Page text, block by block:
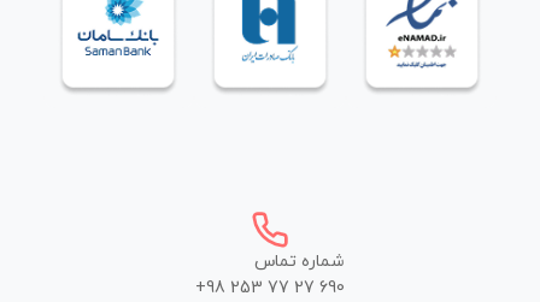
شماره تماس
+98 253 77 27 690